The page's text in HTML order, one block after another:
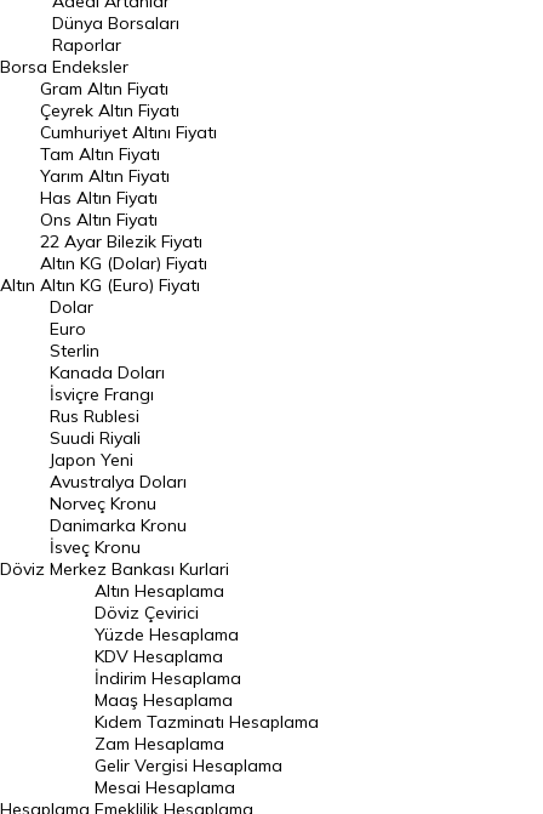
Geçmiş Kapanışlar
Dünya Borsaları
Raporlar
Endeksler
DÖVİZ
Döviz Kuru
Dolar Kuru
Euro Kuru
Pound Kuru
Frank Kuru
Riyal Kuru
Avustralya Doları
Danimarka Kronu Kuru
Kanada Doları Kuru
Norveç Kronu Kuru
İsveç Kronu Kuru
Japon Yeni Kuru
Serbest Piyasa Döviz Kurları
Merkez Bankası Döviz Kurları
Borsa
Dünya Borsaları
Raporlar
Endeksler
Altın
Gram Altın Fiyatı
Çeyrek Altın Fiyatı
Cumhuriyet Altını Fiyatı
Tam Altın Fiyatı
Yarım Altın Fiyatı
Has Altın Fiyatı
Ons Altın Fiyatı
22 Ayar Bilezik Fiyatı
Altın KG (Dolar) Fiyatı
Altın KG (Euro) Fiyatı
Döviz
Dolar
Euro
Sterlin
Kanada Doları
İsviçre Frangı
Rus Rublesi
Suudi Riyali
Japon Yeni
Avustralya Doları
Norveç Kronu
Danimarka Kronu
İsveç Kronu
Merkez Bankası Kurlari
Hesaplama
Altın Hesaplama
Döviz Çevirici
Yüzde Hesaplama
KDV Hesaplama
İndirim Hesaplama
Maaş Hesaplama
Kıdem Tazminatı Hesaplama
Zam Hesaplama
Gelir Vergisi Hesaplama
Mesai Hesaplama
Emeklilik Hesaplama